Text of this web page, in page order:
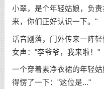
小翠，是个年轻姑娘，负
来，你们正好认识一下。"
话音刚落，门外传来一阵
女声："李爷爷，我来啦！"
一个穿着素净衣裙的年轻
得愣了一下："这位是..."